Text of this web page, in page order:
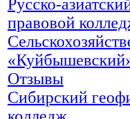
Русско-
правовой
Отзывы
Сибирский